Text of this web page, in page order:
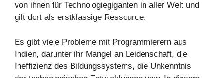
von ihnen für Technologiegiganten in aller Welt und
gilt dort als erstklassige Ressource.
Es gibt viele Probleme mit Programmierern aus
Indien, darunter ihr Mangel an Leidenschaft, die
Ineffizienz des Bildungssystems, die Unkenntnis